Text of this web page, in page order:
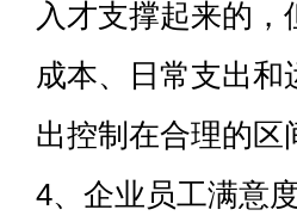
入才支撑起来的
成本、日常支出
出控制在合理的区
4、企业员工满意